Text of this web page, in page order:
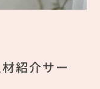
紹介サー